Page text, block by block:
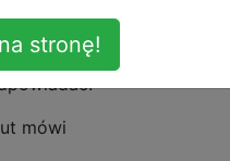
z aktywną sesją
następnie budzę go,
mówi
stronę!